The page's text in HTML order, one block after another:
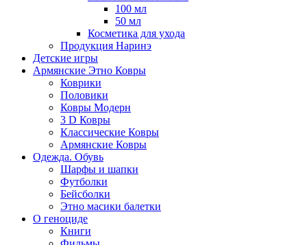
100 мл
50 мл
Косметика для ухода
Продукция Наринэ
Детские игры
Армянские Этно Ковры
Коврики
Половики
Ковры Модерн
3 D Ковры
Классические Ковры
Армянские Ковры
Одежда. Обувь
Шарфы и шапки
Футболки
Бейсболки
Этно масики балетки
О геноциде
Книги